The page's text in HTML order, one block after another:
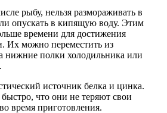
рыбу, нельзя размораживать в
опускать в кипящую воду. Этим
времени для достижения
Их можно переместить из
нижние полки холодильника или
источник белка и цинка.
что они не теряют свои
время приготовления.